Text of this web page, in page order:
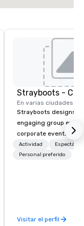
En varias ciudades
Strayboots designs
engaging group
corporate events
We operate in 300+
supporting programs
initiatives,
Actividad
Personal preferido
Visitar el perfil